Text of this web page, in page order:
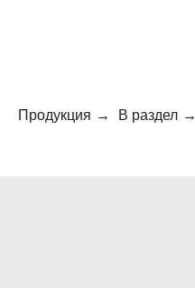
Продукция → В раздел →